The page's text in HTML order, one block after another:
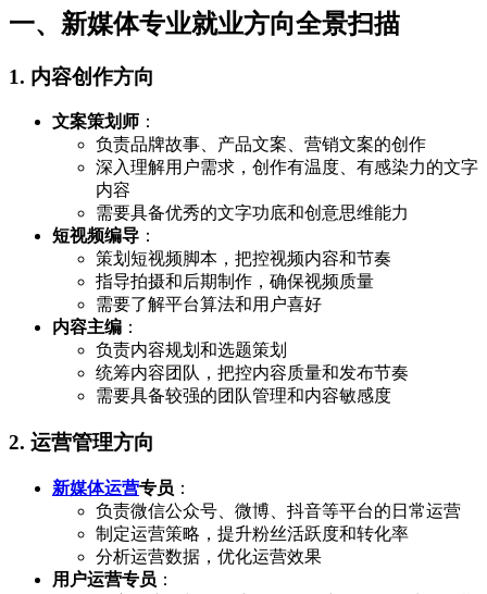
一、新媒体专业就业方向全景扫描
1. 内容创作方向
文案策划师 ：
负责品牌故事、产品文案、营销文案的创作
深入理解用户需求，创作有温度、有感染力的文字
内容
需要具备优秀的文字功底和创意思维能力
短视频编导 ：
策划短视频脚本，把控视频内容和节奏
指导拍摄和后期制作，确保视频质量
需要了解平台算法和用户喜好
内容主编 ：
负责内容规划和选题策划
统筹内容团队，把控内容质量和发布节奏
需要具备较强的团队管理和内容敏感度
2. 运营管理方向
新媒体运营专员 ：
负责微信公众号、微博、抖音等平台的日常运营
制定运营策略，提升粉丝活跃度和转化率
分析运营数据，优化运营效果
用户运营专员 ：